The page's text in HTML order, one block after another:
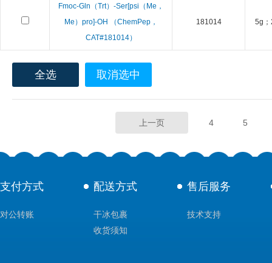
Fmoc-Gln（Trt）-Ser[psi（Me，
Me）pro]-OH （ChemPep，
CAT#181014）
181014 5g
全选 取消选中
上一页 4 5
支付方式
对公转账
配送方式
干冰包裹
收货须知
售后服务
技术支持